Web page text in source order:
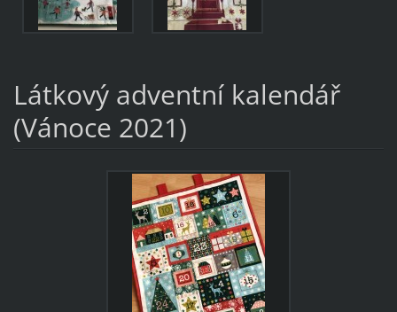
Látkový adventní kalendář
(Vánoce 2021)